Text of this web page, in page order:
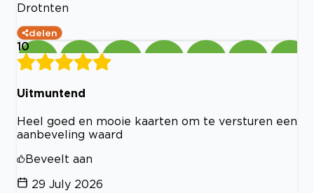
Drotnten
delen
10
Uitmuntend
Heel goed en mooie kaarten om te versturen een
aanbeveling waard
Beveelt aan
29 July 2026